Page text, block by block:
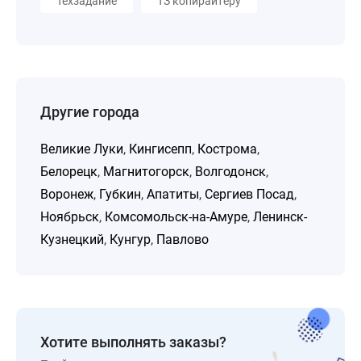
Другие города
Великие Луки, Кингисепп, Кострома,
Белорецк, Магнитогорск, Волгодонск,
Воронеж, Губкин, Апатиты, Сергиев Посад,
Ноябрьск, Комсомольск-на-Амуре, Ленинск-
Кузнецкий, Кунгур, Павлово
Хотите выполнять заказы?